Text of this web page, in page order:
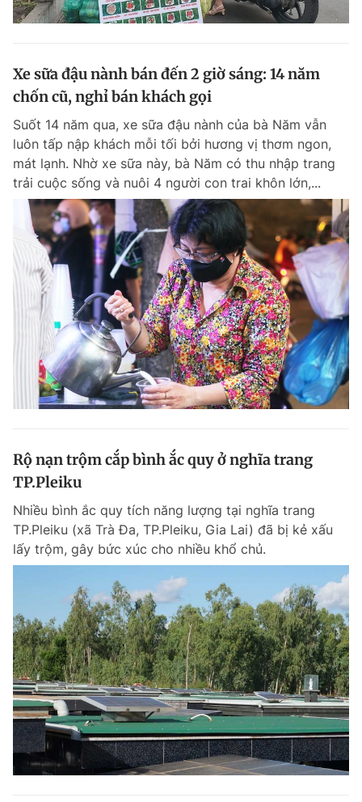
Xe sữa đậu nành bán đến 2 giờ sáng: 14 năm
chốn cũ, nghỉ bán khách gọi
Suốt 14 năm qua, xe sữa đậu nành của bà Năm vẫn
luôn tấp nập khách mỗi tối bởi hương vị thơm ngon,
mát lạnh. Nhờ xe sữa này, bà Năm có thu nhập trang
trải cuộc sống và nuôi 4 người con trai khôn lớn,...
Rộ nạn trộm cắp bình ắc quy ở nghĩa trang
TP.Pleiku
Nhiều bình ắc quy tích năng lượng tại nghĩa trang
TP.Pleiku (xã Trà Đa, TP.Pleiku, Gia Lai) đã bị kẻ xấu
lấy trộm, gây bức xúc cho nhiều khổ chủ.